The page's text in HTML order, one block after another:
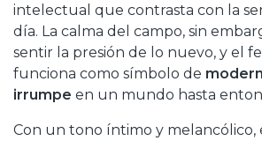
intelectual que contrasta con la
día. La calma del campo, sin
sentir la presión de lo nuevo, y el
funciona como símbolo de
irrumpe en un mundo hasta
Con un tono íntimo y melancólico,